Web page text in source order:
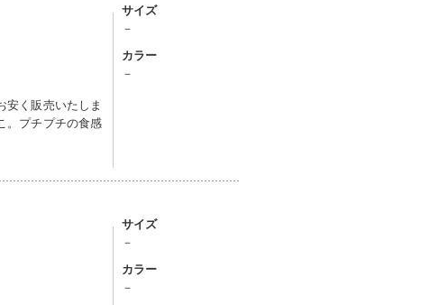
安く販売いたしま
。プチプチの食感
サイズ
－
カラー
－
サイズ
－
カラー
－